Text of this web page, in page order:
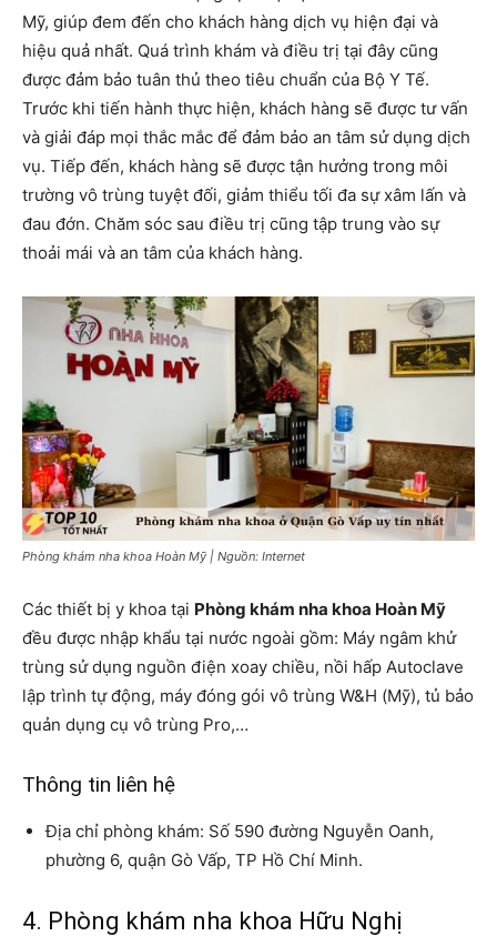
Mỹ, giúp đem đến cho khách hàng dịch vụ hiện đại và
hiệu quả nhất. Quá trình khám và điều trị tại đây cũng
được đảm bảo tuân thủ theo tiêu chuẩn của Bộ Y Tế.
Trước khi tiến hành thực hiện, khách hàng sẽ được tư vấn
và giải đáp mọi thắc mắc để đảm bảo an tâm sử dụng dịch
vụ. Tiếp đến, khách hàng sẽ được tận hưởng trong môi
trường vô trùng tuyệt đối, giảm thiểu tối đa sự xâm lấn và
đau đớn. Chăm sóc sau điều trị cũng tập trung vào sự
thoải mái và an tâm của khách hàng.
Phòng khám nha khoa Hoàn Mỹ | Nguồn: Internet
Các thiết bị y khoa tại Phòng khám nha khoa Hoàn Mỹ
đều được nhập khẩu tại nước ngoài gồm: Máy ngâm khử
trùng sử dụng nguồn điện xoay chiều, nồi hấp Autoclave
lập trình tự động, máy đóng gói vô trùng W&H (Mỹ), tủ bảo
quản dụng cụ vô trùng Pro,…
Thông tin liên hệ
Địa chỉ phòng khám: Số 590 đường Nguyễn Oanh,
phường 6, quận Gò Vấp, TP Hồ Chí Minh.
4. Phòng khám nha khoa Hữu Nghị